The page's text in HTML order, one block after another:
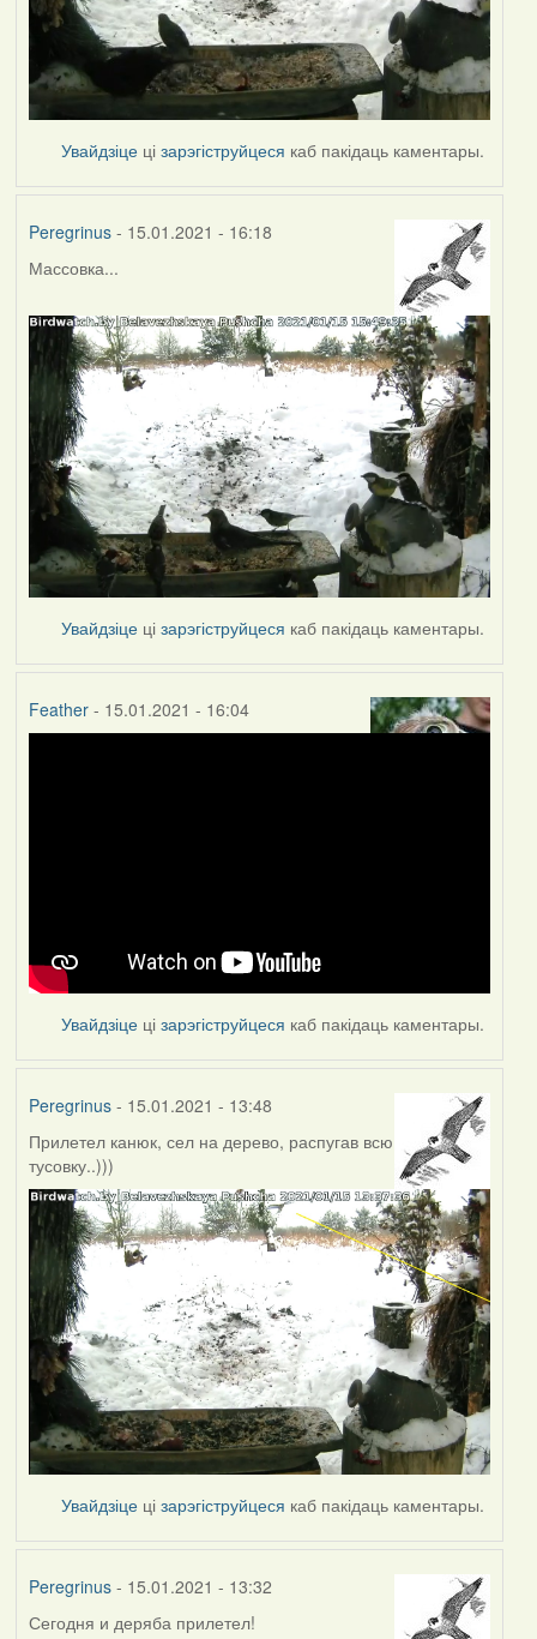
Увайдзіце цізарэгіструйцеся каб пакідаць каментары.
Peregrinus- 15.01.2021 - 16:18
Массовка...
Увайдзіце цізарэгіструйцеся каб пакідаць каментары.
Feather- 15.01.2021 - 16:04
Увайдзіце цізарэгіструйцеся каб пакідаць каментары.
Peregrinus- 15.01.2021 - 13:48
Прилетел канюк, сел на дерево, распугав всю
тусовку..)))
Увайдзіце цізарэгіструйцеся каб пакідаць каментары.
Peregrinus- 15.01.2021 - 13:32
Сегодня и деряба прилетел!